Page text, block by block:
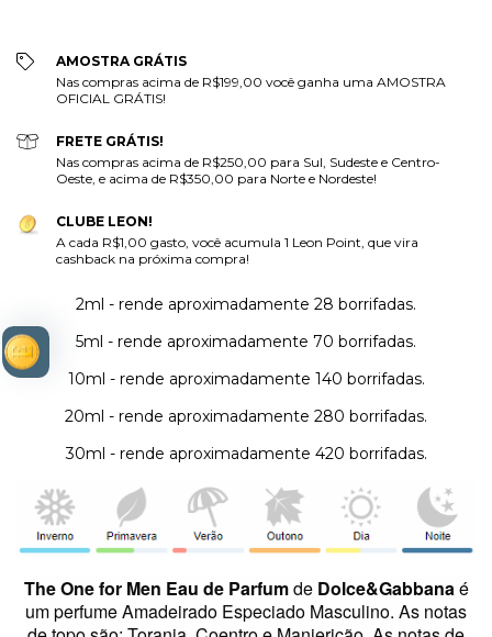
AMOSTRA GRÁTIS
Nas compras acima de R$199,00 você ganha uma AMOSTRA
OFICIAL GRÁTIS!
FRETE GRÁTIS!
Nas compras acima de R$250,00 para Sul, Sudeste e Centro-
Oeste, e acima de R$350,00 para Norte e Nordeste!
CLUBE LEON!
A cada R$1,00 gasto, você acumula 1 Leon Point, que vira
cashback na próxima compra!
2ml - rende aproximadamente 28 borrifadas.
5ml - rende aproximadamente 70 borrifadas.
10ml - rende aproximadamente 140 borrifadas.
20ml - rende aproximadamente 280 borrifadas.
30ml - rende aproximadamente 420 borrifadas.
The One for Men Eau de Parfumde Dolce&Gabbanaé
um perfume Amadeirado Especiado Masculino. As notas